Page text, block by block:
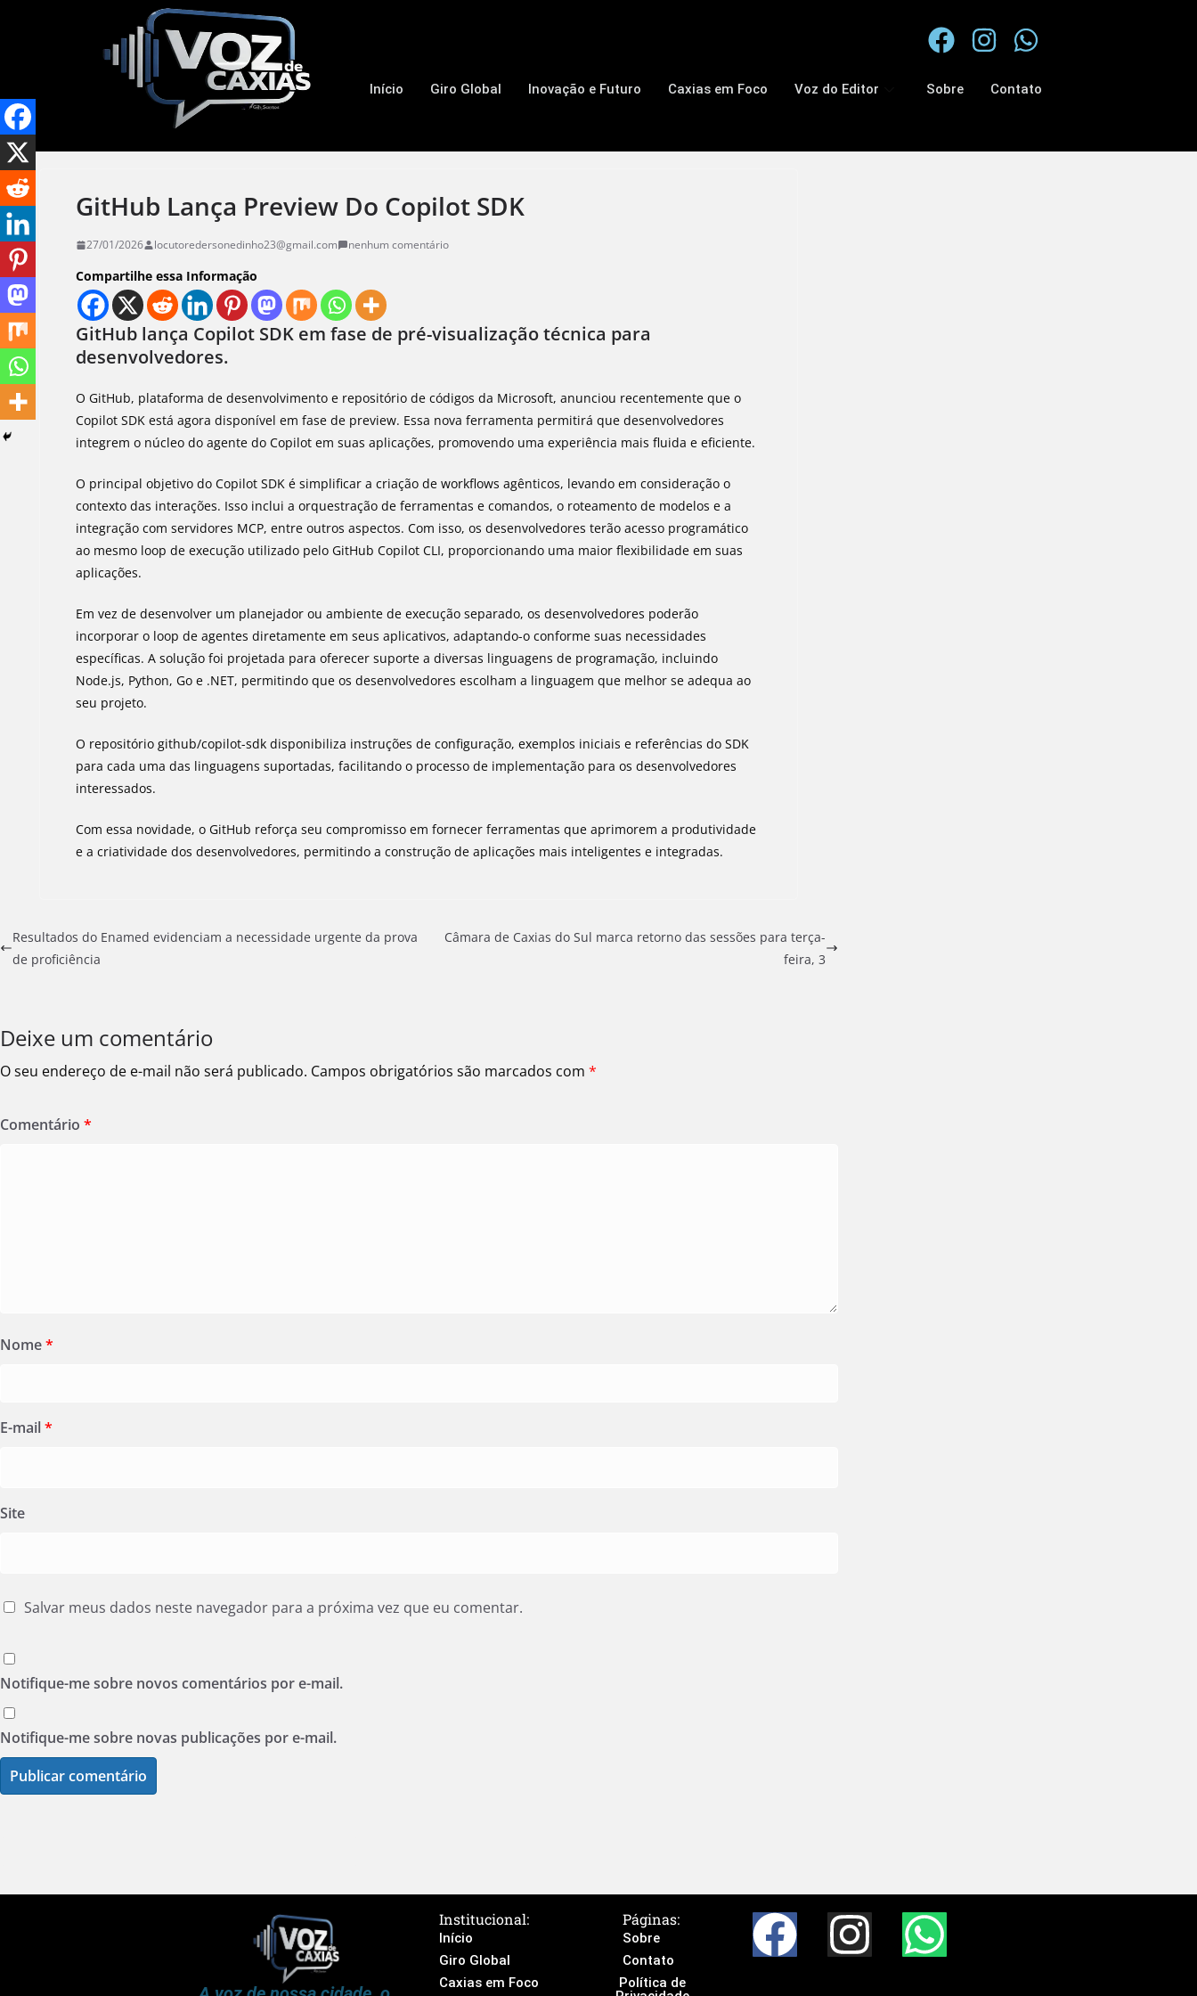
Início Giro Global Inovação e Futuro Caxias em Foco Voz do Editor Sobre Contato
GitHub Lança Preview Do Copilot SDK
27/01/2026 locutoredersonedinho23@gmail.com nenhum comentário
Compartilhe essa Informação
GitHub lança Copilot SDK em fase de pré-visualização técnica para
desenvolvedores.
O GitHub, plataforma de desenvolvimento e repositório de códigos da Microsoft, anunciou recentemente que o
Copilot SDK está agora disponível em fase de preview. Essa nova ferramenta permitirá que desenvolvedores
integrem o núcleo do agente do Copilot em suas aplicações, promovendo uma experiência mais fluida e eficiente.
O principal objetivo do Copilot SDK é simplificar a criação de workflows agênticos, levando em consideração o
contexto das interações. Isso inclui a orquestração de ferramentas e comandos, o roteamento de modelos e a
integração com servidores MCP, entre outros aspectos. Com isso, os desenvolvedores terão acesso programático
ao mesmo loop de execução utilizado pelo GitHub Copilot CLI, proporcionando uma maior flexibilidade em suas
aplicações.
Em vez de desenvolver um planejador ou ambiente de execução separado, os desenvolvedores poderão
incorporar o loop de agentes diretamente em seus aplicativos, adaptando-o conforme suas necessidades
específicas. A solução foi projetada para oferecer suporte a diversas linguagens de programação, incluindo
Node.js, Python, Go e .NET, permitindo que os desenvolvedores escolham a linguagem que melhor se adequa ao
seu projeto.
O repositório github/copilot-sdk disponibiliza instruções de configuração, exemplos iniciais e referências do SDK
para cada uma das linguagens suportadas, facilitando o processo de implementação para os desenvolvedores
interessados.
Com essa novidade, o GitHub reforça seu compromisso em fornecer ferramentas que aprimorem a produtividade
e a criatividade dos desenvolvedores, permitindo a construção de aplicações mais inteligentes e integradas.
Resultados do Enamed evidenciam a necessidade urgente da prova
de proficiência
Câmara de Caxias do Sul marca retorno das sessões para terça-
feira, 3
Deixe um comentário
O seu endereço de e-mail não será publicado. Campos obrigatórios são marcados com *
Comentário *
Nome*
E-mail*
Site
Salvar meus dados neste navegador para a próxima vez que eu comentar.
Notifique-me sobre novos comentários por e-mail.
Notifique-me sobre novas publicações por e-mail.
Institucional:
Início
Giro Global
Caxias em Foco
Páginas:
Sobre
Contato
Política de